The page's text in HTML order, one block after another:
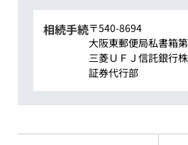
相続手続〒540-8694
大阪東郵便局私書箱
三菱ＵＦＪ信託銀行
証券代行部